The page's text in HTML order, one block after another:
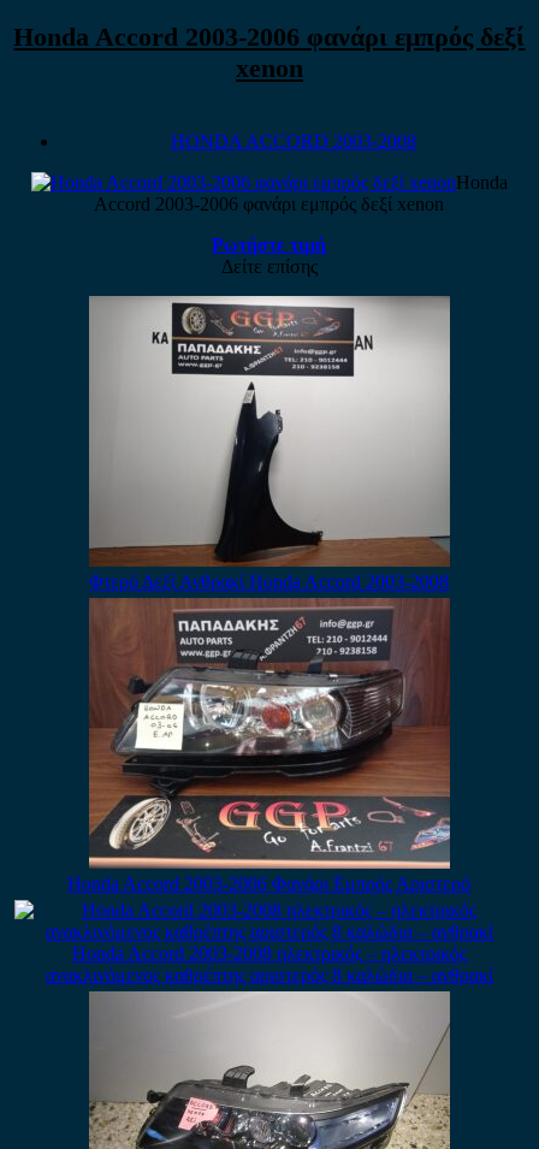
Honda Accord 2003-2006 φανάρι εμπρός δεξί
xenon
HONDA ACCORD 2003-2008
Honda
Accord 2003-2006 φανάρι εμπρός δεξί xenon
Ρωτήστε τιμή
Δείτε επίσης
Φτερό Δεξί Ανθρακί Honda Accord 2003-2008
Honda Accord 2003-2006 Φανάρι Εμπρός Αριστερό
Honda Accord 2003-2008 ηλεκτρικός – ηλεκτρικός
ανακλινόμενος καθρέπτης αριστερός 8 καλώδια – ανθρακί